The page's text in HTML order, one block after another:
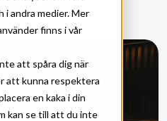
i andra medier. Mer
finns i vår
att spåra dig när
att kunna respektera
en kaka i din
kan se till att du inte